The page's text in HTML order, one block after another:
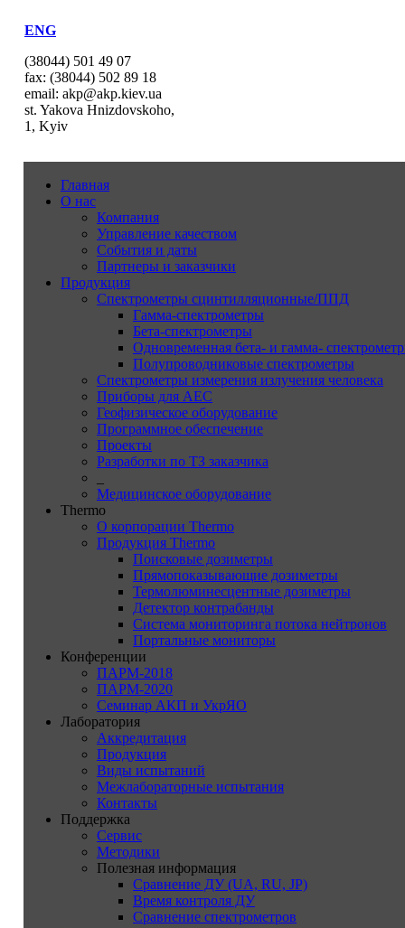
ENG
(38044) 501 49 07
fax: (38044) 502 89 18
email: akp@akp.kiev.ua
st. Yakova Hnizdovskoho,
1, Kyiv
Главная
О нас
Компания
Управление качеством
События и даты
Партнеры и заказчики
Продукция
Спектрометры сцинтилляционные/ППД
Гамма-спектрометры
Бета-спектрометры
Одновременная бета- и гамма-
Полупроводниковые спектрометры
Спектрометры измерения излучения человека
Приборы для АЕС
Геофизическое оборудование
Программное обеспечение
Проекты
Разработки по ТЗ заказчика
Медицинское оборудование
Thermo
О корпорации Thermo
Продукция Thermo
Поисковые дозиметры
Прямопоказывающие дозиметры
Термолюминесцентные дозиметры
Детектор контрабанды
Система мониторинга потока нейтронов
Портальные мониторы
Конференции
ПАРМ-2018
ПАРМ-2020
Семинар АКП и УкрЯО
Лаборатория
Аккредитация
Продукция
Виды испытаний
Межлабораторные испытания
Контакты
Поддержка
Сервис
Методики
Полезная информация
Сравнение ДУ (UA, RU, JP)
Время контроля ДУ
Сравнение спектрометров